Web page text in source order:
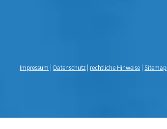
Impressum Datenschutz rechtliche Hinweise |Sitemap